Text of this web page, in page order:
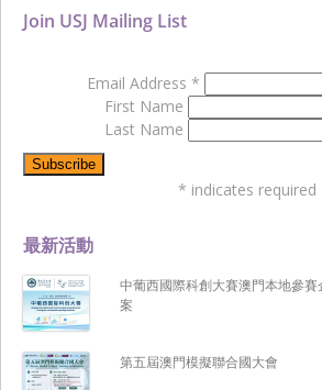
最新活動
中葡西國際科創大賽澳門本地參
案
第五屆澳門模擬聯合國大會
Join USJ Mailing List
Email Address *
First Name
Last Name
* indicates required